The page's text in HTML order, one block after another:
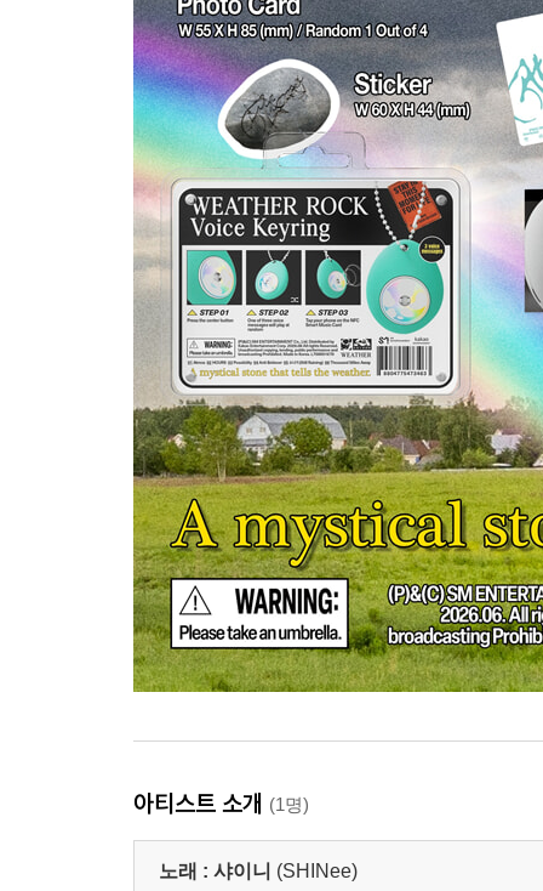
아티스트 소개 (1명)
노래 : 샤이니 (SHINee)